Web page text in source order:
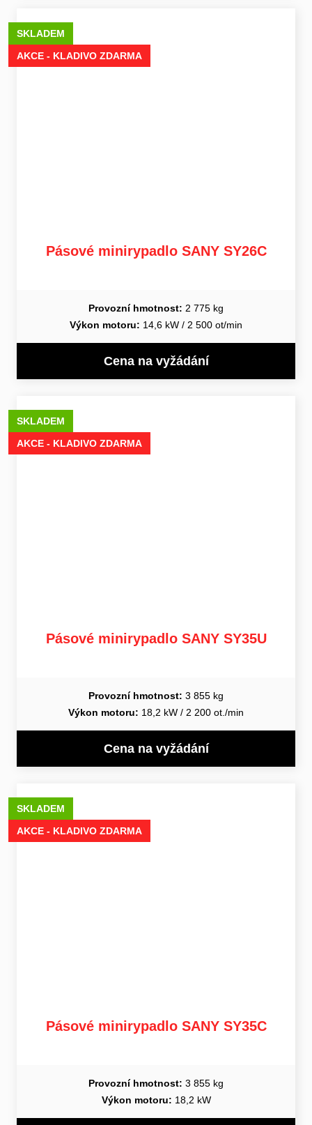
SKLADEM
AKCE - KLADIVO ZDARMA
Pásové minirypadlo SANY SY26C
Provozní hmotnost: 2 775 kg
Výkon motoru: 14,6 kW / 2 500 ot/min
Cena na vyžádání
SKLADEM
AKCE - KLADIVO ZDARMA
Pásové minirypadlo SANY SY35U
Provozní hmotnost: 3 855 kg
Výkon motoru: 18,2 kW / 2 200 ot./min
Cena na vyžádání
SKLADEM
AKCE - KLADIVO ZDARMA
Pásové minirypadlo SANY SY35C
Provozní hmotnost: 3 855 kg
Výkon motoru: 18,2 kW